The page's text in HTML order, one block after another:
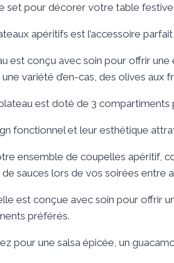
set pour décorer votre table
apéritifs est l’accessoire
est conçu avec soin pour offrir
une variété d’en-cas, des olives aux
est doté de 3
fonctionnel et leur esthétique
ensemble de coupelles apéritif,
sauces lors de vos soirées entre
est conçue avec soin pour offrir
préférés.
pour une salsa épicée, un